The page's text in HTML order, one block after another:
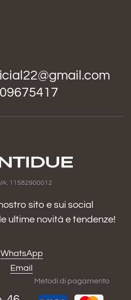
11582900012
sito e sui social
ultime novità e tendenze!
WhatsApp
Email
Metodi di pagamento